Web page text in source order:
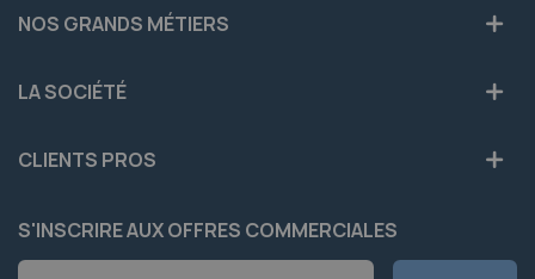
NOS GRANDS MÉTIERS
LA SOCIÉTÉ
CLIENTS PROS
S'INSCRIRE AUX OFFRES COMMERCIALES
Inscription